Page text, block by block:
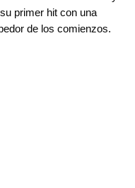
primer hit con una
de los comienzos.